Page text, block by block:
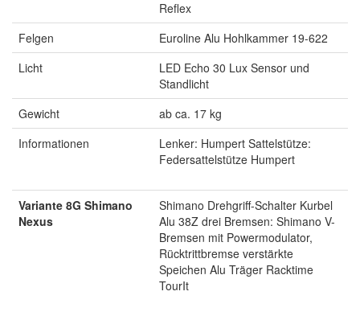
Reflex
Felgen
Euroline Alu Hohlkammer 19-622
Licht
LED Echo 30 Lux Sensor und
Standlicht
Gewicht
ab ca. 17 kg
Informationen
Lenker: Humpert Sattelstütze:
Federsattelstütze Humpert
Variante 8G Shimano
Nexus
Shimano Drehgriff-Schalter Kurbel
Alu 38Z drei Bremsen: Shimano V-
Bremsen mit Powermodulator,
Rücktrittbremse verstärkte
Speichen Alu Träger Racktime
TourIt